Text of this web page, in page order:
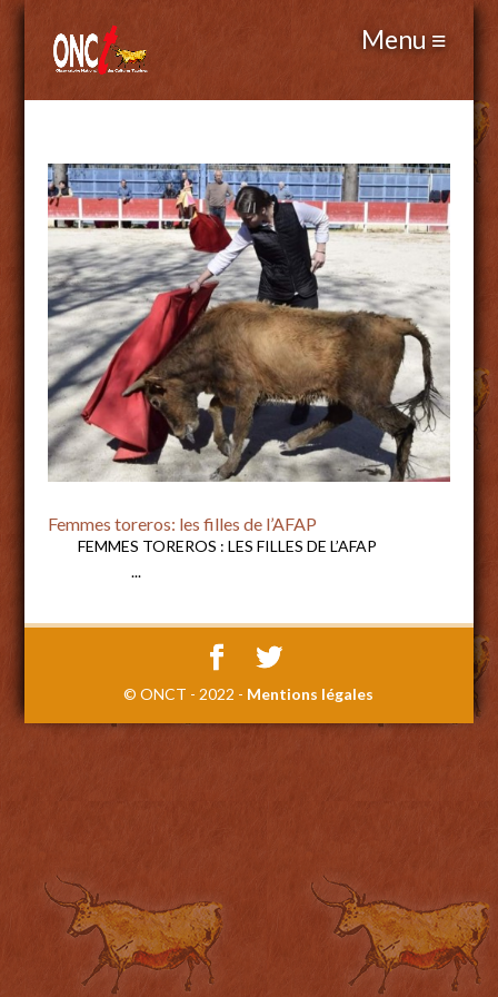
Femmes toreros: les filles de l’AFAP
FEMMES TOREROS : LES FILLES DE L’AFAP
...
© ONCT - 2022 - Mentions légales